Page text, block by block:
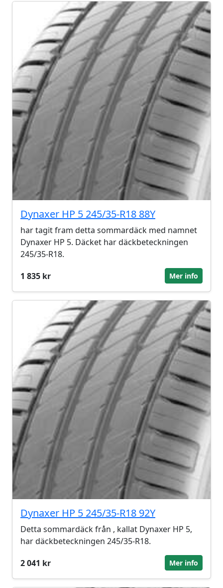
Dynaxer HP 5 245/35-R18 88Y
har tagit fram detta sommardäck med namnet
Dynaxer HP 5. Däcket har däckbeteckningen
245/35-R18.
1 835 kr
Mer info
Dynaxer HP 5 245/35-R18 92Y
Detta sommardäck från , kallat Dynaxer HP 5,
har däckbeteckningen 245/35-R18.
2 041 kr
Mer info